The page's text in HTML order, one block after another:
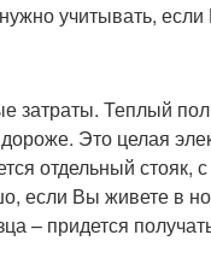
учитывать,
затраты. Теплый
Это целая
отдельный
Вы живете в
– придется